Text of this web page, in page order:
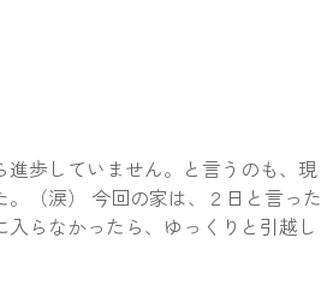
歩していません。と言うのも、現
（涙） 今回の家は、２日と言った
らなかったら、ゆっくりと引越し